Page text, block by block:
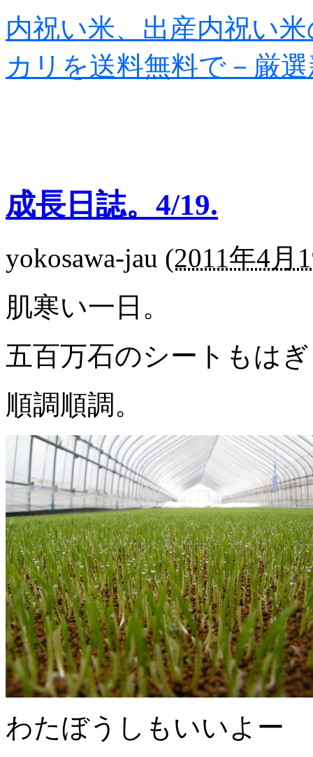
内祝い米、出産内祝い
カリを送料無料で－厳
成長日誌。4/19.
yokosawa-jau (2011年4月
肌寒い一日。
五百万石のシートもは
順調順調。
わたぼうしもいいよー